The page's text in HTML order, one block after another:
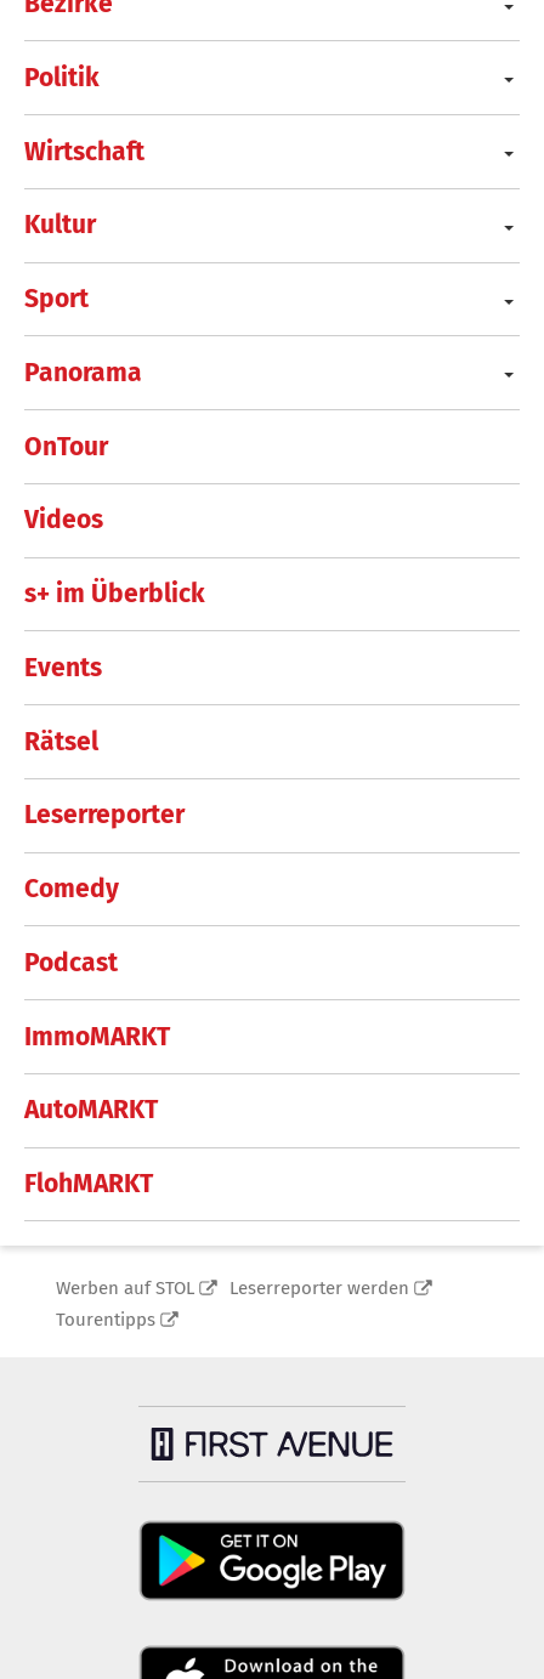
Politik
Wirtschaft
Kultur
Sport
Panorama
OnTour
Videos
s+ im Überblick
Events
Rätsel
Leserreporter
Comedy
Podcast
ImmoMARKT
AutoMARKT
FlohMARKT
Werben auf STOL
Leserreporter werden
Tourentipps